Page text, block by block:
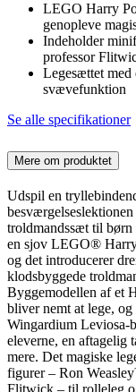
LEGO Harry
genopleve
Indeholder
professor
Legesættet med
svævefunktion
Se alle specifikationer
Mere om produktet
Udspil en
troldmandssæt til
en sjov LEGO®
og det introducerer
klodsbyggede
Byggemodellen af et
bliver nemt at lege,
Wingardium Leviosa-
eleverne, en aftagelig
mere. Det magiske
figurer – Ron
Flitwick – til rolleleg